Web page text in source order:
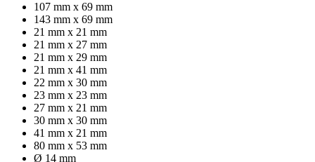
107 mm x 69 mm
143 mm x 69 mm
21 mm x 21 mm
21 mm x 27 mm
21 mm x 29 mm
21 mm x 41 mm
22 mm x 30 mm
23 mm x 23 mm
27 mm x 21 mm
30 mm x 30 mm
41 mm x 21 mm
80 mm x 53 mm
Ø 14 mm